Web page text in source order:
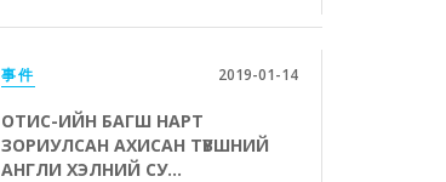
事件 2019-01-14
ОТИС-ИЙН БАГШ НАРТ
ЗОРИУЛСАН АХИСАН ТҮВШНИЙ
АНГЛИ ХЭЛНИЙ СУ...